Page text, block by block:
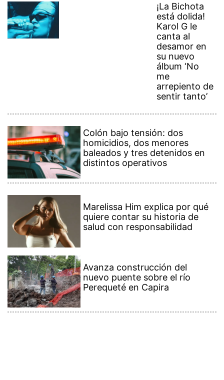
¡La Bichota
está dolida!
Karol G le
canta al
desamor en
su nuevo
álbum ‘No
me
arrepiento de
sentir tanto’
Colón bajo tensión: dos
homicidios, dos menores
baleados y tres detenidos en
distintos operativos
Marelissa Him explica por qué
quiere contar su historia de
salud con responsabilidad
Avanza construcción del
nuevo puente sobre el río
Perequeté en Capira